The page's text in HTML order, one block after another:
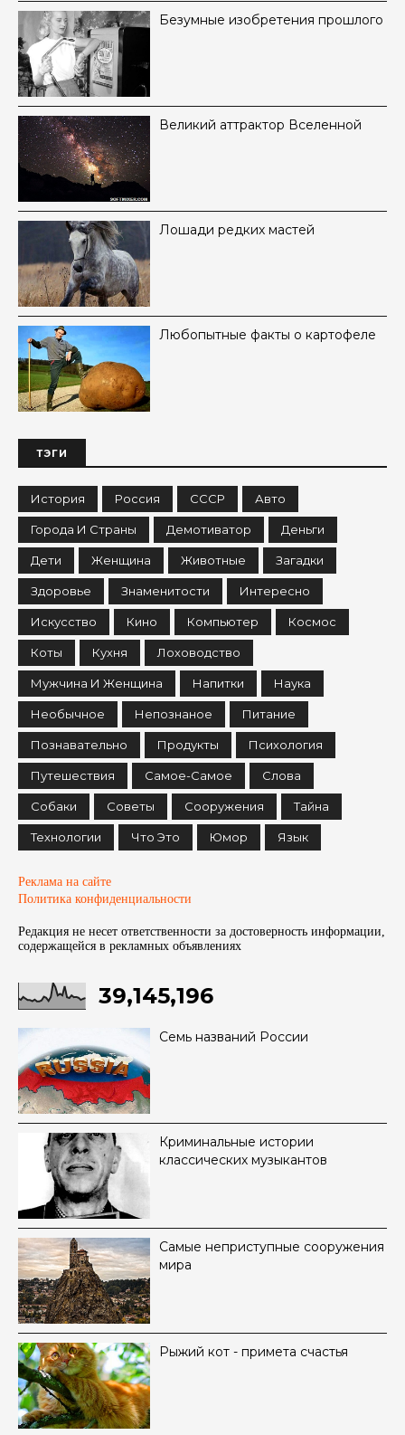
Безумные изобретения прошлого
Великий аттрактор Вселенной
Лошади редких мастей
Любопытные факты о картофеле
ТЭГИ
История Россия СССР Авто
Города И Страны Демотиватор Деньги
Дети Женщина Животные Загадки
Здоровье Знаменитости Интересно
Искусство Кино Компьютер Космос
Коты Кухня Лоховодство
Мужчина И Женщина Напитки Наука
Необычное Непознаное Питание
Познавательно Продукты Психология
Путешествия Самое-Самое Слова
Собаки Советы Сооружения Тайна
Технологии Что Это Юмор Язык
Реклама на сайте
Политика конфиденциальности
Редакция не несет ответственности за достоверность информации,
содержащейся в рекламных объявленияx
39,145,196
Семь названий России
Криминальные истории
классических музыкантов
Самые неприступные сооружения
мира
Рыжий кот - примета счастья